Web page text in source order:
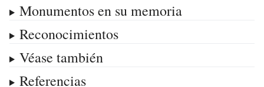
Monumentos en su memoria
Reconocimientos
Véase también
Referencias